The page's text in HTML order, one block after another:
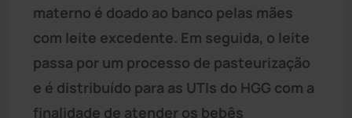
materno é doado ao banco pelas mães
com leite excedente. Em seguida, o leite
passa por um processo de pasteurização
e é distribuído para as UTIs do HGG com a
finalidade de atender os bebês